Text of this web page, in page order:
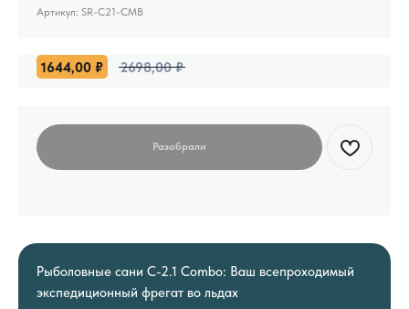
Артикул: SR-C21-CMB
1644,00 ₽ 2698,00 ₽
Рыболовные сани C-2.1 Combo: Ваш всепроходимый
экспедиционный фрегат во льдах